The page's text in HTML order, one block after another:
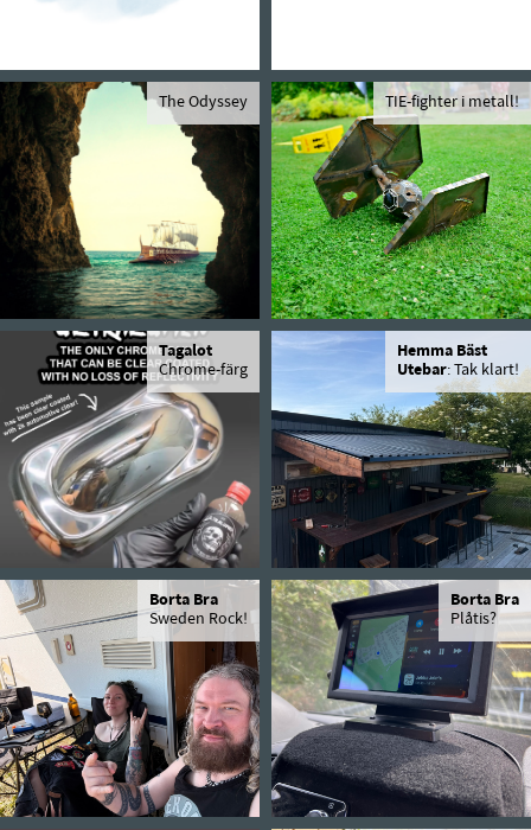
The Odyssey TIE-fighter i metall!
Tagalot
Chrome-färg
Hemma Bäst
Utebar: Tak klart!
Borta Bra
Sweden Rock!
Borta Bra
Plåtis?